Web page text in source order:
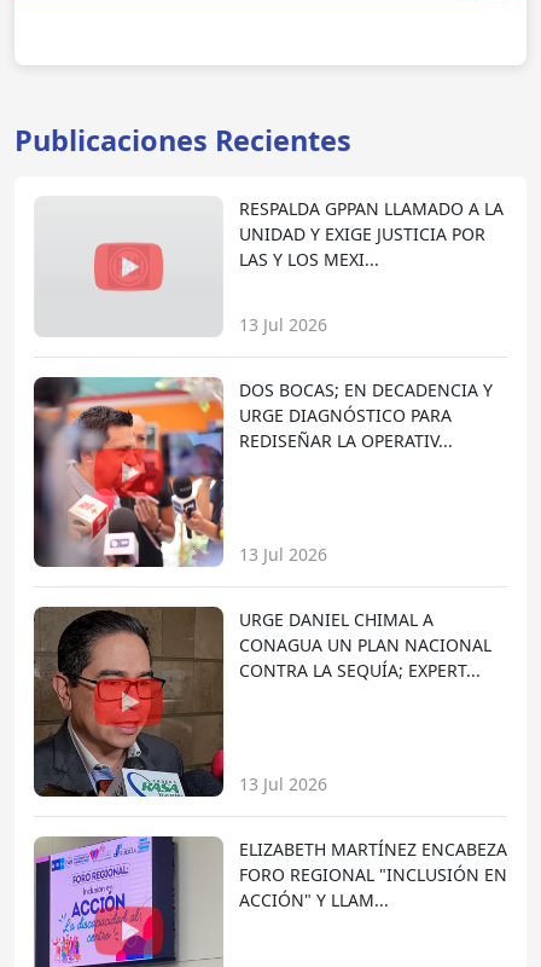
Publicaciones Recientes
RESPALDA GPPAN LLAMADO A LA
UNIDAD Y EXIGE JUSTICIA POR
LAS Y LOS MEXI...
13 Jul 2026
DOS BOCAS; EN DECADENCIA Y
URGE DIAGNÓSTICO PARA
REDISEÑAR LA OPERATIV...
13 Jul 2026
URGE DANIEL CHIMAL A
CONAGUA UN PLAN NACIONAL
CONTRA LA SEQUÍA; EXPERT...
13 Jul 2026
ELIZABETH MARTÍNEZ ENCABEZA
FORO REGIONAL "INCLUSIÓN EN
ACCIÓN" Y LLAM...